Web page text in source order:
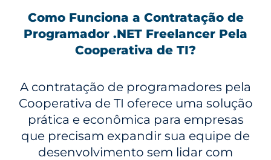
Como Funciona a Contratação de
Programador .NET Freelancer Pela
Cooperativa de TI?
A contratação de programadores pela
Cooperativa de TI oferece uma solução
prática e econômica para empresas
que precisam expandir sua equipe de
desenvolvimento sem lidar com